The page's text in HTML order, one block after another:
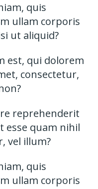
quis
ullam corporis
ut aliquid?
est, qui dolorem
consectetur,
reprehenderit
esse quam nihil
vel illum?
quis
ullam corporis